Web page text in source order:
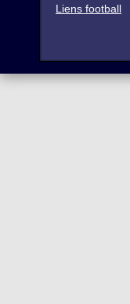
Liens football